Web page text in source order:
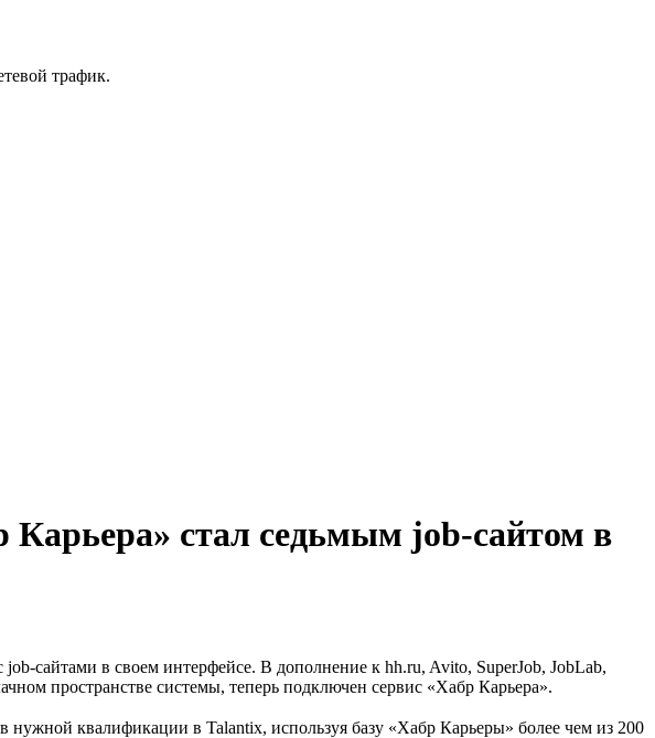
трафик.
стал седьмым job-сайтом в
сайтами в своем интерфейсе. В дополнение к hh.ru, Avito, SuperJob, JobLab,
пространстве системы, теперь подключен сервис «Хабр Карьера».
квалификации в Talantix, используя базу «Хабр Карьеры» более чем из 200